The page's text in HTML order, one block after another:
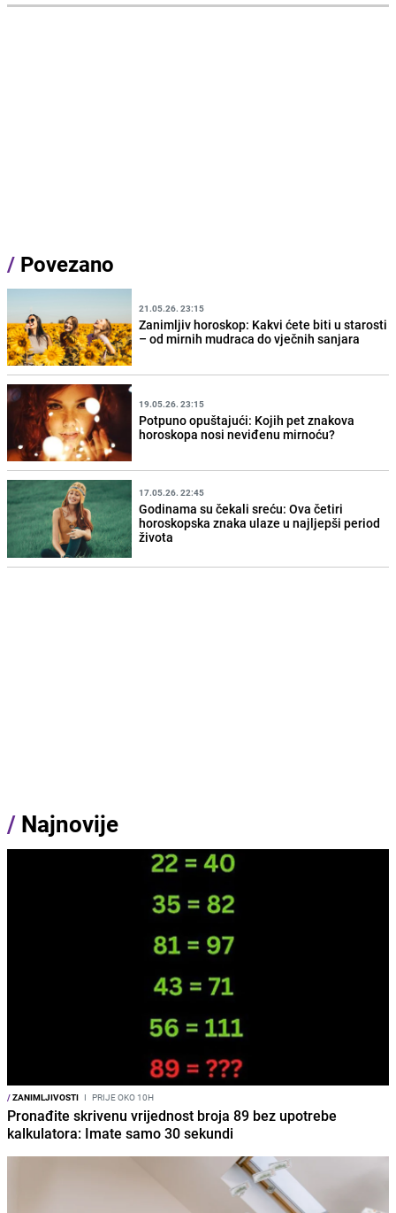
/ Povezano
21.05.26. 23:15
Zanimljiv horoskop: Kakvi ćete biti u starosti
– od mirnih mudraca do vječnih sanjara
19.05.26. 23:15
Potpuno opuštajući: Kojih pet znakova
horoskopa nosi neviđenu mirnoću?
17.05.26. 22:45
Godinama su čekali sreću: Ova četiri
horoskopska znaka ulaze u najljepši period
života
/ Najnovije
/ZANIMLJIVOSTI I PRIJE OKO 10H
Pronađite skrivenu vrijednost broja 89 bez upotrebe
kalkulatora: Imate samo 30 sekundi